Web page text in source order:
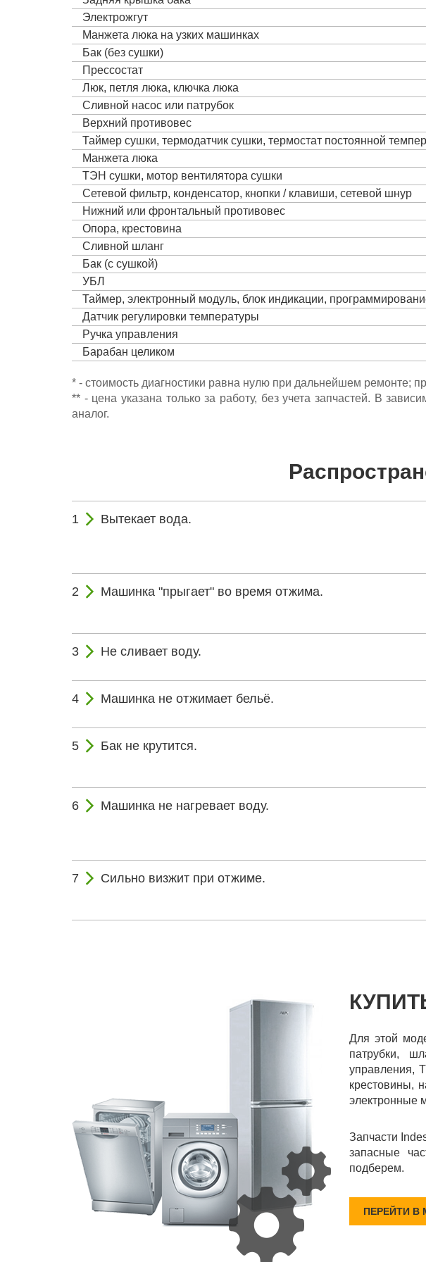
Электрожгут
Манжета люка на узких машинках
Бак (без сушки)
Прессостат
Люк, петля люка, ключка люка
Сливной насос или патрубок
Верхний противовес
Таймер сушки, термодатчик сушки, термостат постоянной
Манжета люка
ТЭН сушки, мотор вентилятора сушки
Сетевой фильтр, конденсатор, кнопки / клавиши, сетевой шнур
Нижний или фронтальный противовес
Опора, крестовина
Сливной шланг
Бак (с сушкой)
УБЛ
Таймер, электронный модуль, блок индикации,
Датчик регулировки температуры
Ручка управления
Барабан целиком
* - стоимость диагностики равна нулю при дальнейшем ремонте;
** - цена указана только за работу, без учета запчастей. В
аналог.
Вытекает вода.
Машинка "прыгает" во время отжима.
Не сливает воду.
Машинка не отжимает бельё.
Бак не крутится.
Машинка не нагревает воду.
Сильно визжит при отжиме.
Для этой
патрубки,
управления,
крестовины,
электронные
Запчасти
запасные
подберем.
ПЕРЕЙТИ В